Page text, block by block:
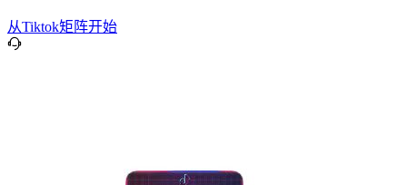
从Tiktok矩阵开始